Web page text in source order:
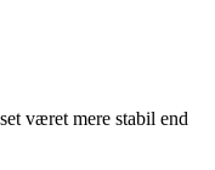
været mere stabil end